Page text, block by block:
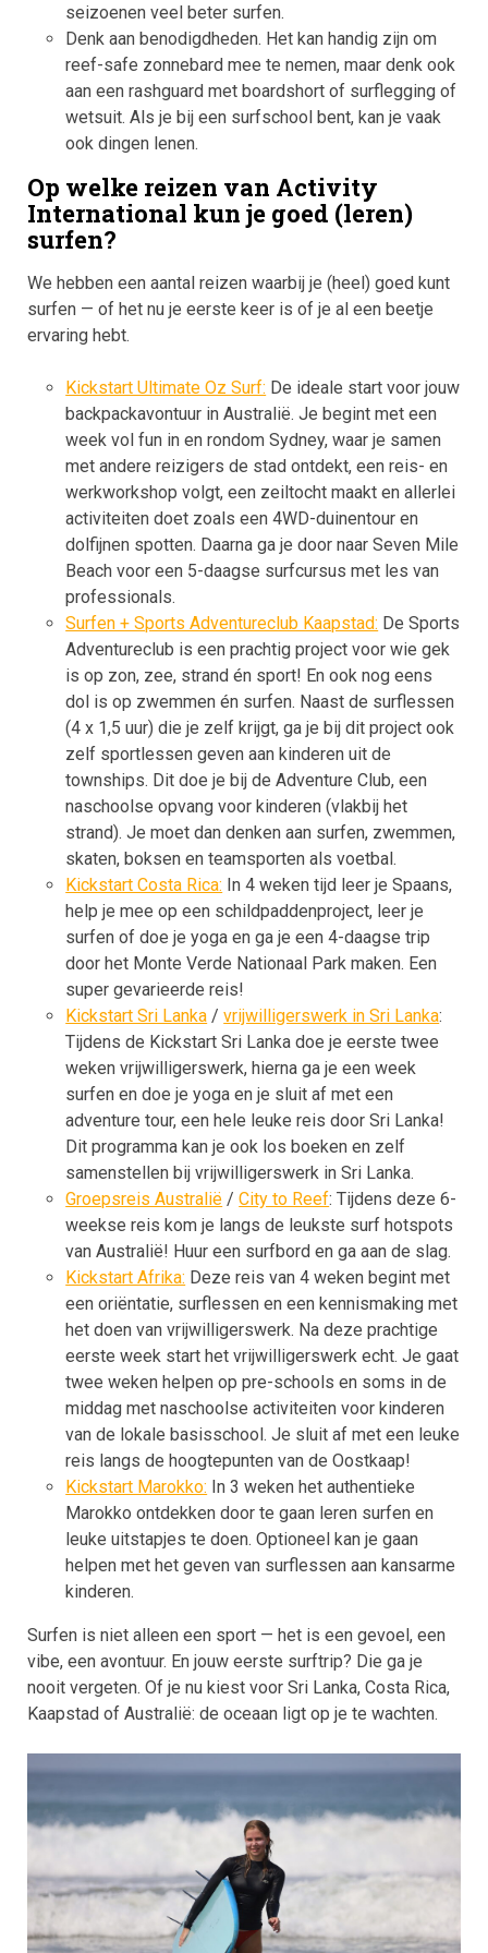
seizoenen veel beter surfen.
Denk aan benodigdheden. Het kan handig zijn om
reef-safe zonnebard mee te nemen, maar denk ook
aan een rashguard met boardshort of surflegging of
wetsuit. Als je bij een surfschool bent, kan je vaak
ook dingen lenen.
Op welke reizen van Activity
International kun je goed (leren)
surfen?
We hebben een aantal reizen waarbij je (heel) goed kunt
surfen — of het nu je eerste keer is of je al een beetje
ervaring hebt.
Kickstart Ultimate Oz Surf: De ideale start voor jouw
backpackavontuur in Australië. Je begint met een
week vol fun in en rondom Sydney, waar je samen
met andere reizigers de stad ontdekt, een reis- en
werkworkshop volgt, een zeiltocht maakt en allerlei
activiteiten doet zoals een 4WD-duinentour en
dolfijnen spotten. Daarna ga je door naar Seven Mile
Beach voor een 5-daagse surfcursus met les van
professionals.
Surfen + Sports Adventureclub Kaapstad: De Sports
Adventureclub is een prachtig project voor wie gek
is op zon, zee, strand én sport! En ook nog eens
dol is op zwemmen én surfen. Naast de surflessen
(4 x 1,5 uur) die je zelf krijgt, ga je bij dit project ook
zelf sportlessen geven aan kinderen uit de
townships. Dit doe je bij de Adventure Club, een
naschoolse opvang voor kinderen (vlakbij het
strand). Je moet dan denken aan surfen, zwemmen,
skaten, boksen en teamsporten als voetbal.
Kickstart Costa Rica: In 4 weken tijd leer je Spaans,
help je mee op een schildpaddenproject, leer je
surfen of doe je yoga en ga je een 4-daagse trip
door het Monte Verde Nationaal Park maken. Een
super gevarieerde reis!
Kickstart Sri Lanka /vrijwilligerswerk in Sri Lanka:
Tijdens de Kickstart Sri Lanka doe je eerste twee
weken vrijwilligerswerk, hierna ga je een week
surfen en doe je yoga en je sluit af met een
adventure tour, een hele leuke reis door Sri Lanka!
Dit programma kan je ook los boeken en zelf
samenstellen bij vrijwilligerswerk in Sri Lanka.
Groepsreis Australië /City to Reef: Tijdens deze 6-
weekse reis kom je langs de leukste surf hotspots
van Australië! Huur een surfbord en ga aan de slag.
Kickstart Afrika: Deze reis van 4 weken begint met
een oriëntatie, surflessen en een kennismaking met
het doen van vrijwilligerswerk. Na deze prachtige
eerste week start het vrijwilligerswerk echt. Je gaat
twee weken helpen op pre-schools en soms in de
middag met naschoolse activiteiten voor kinderen
van de lokale basisschool. Je sluit af met een leuke
reis langs de hoogtepunten van de Oostkaap!
Kickstart Marokko: In 3 weken het authentieke
Marokko ontdekken door te gaan leren surfen en
leuke uitstapjes te doen. Optioneel kan je gaan
helpen met het geven van surflessen aan kansarme
kinderen.
Surfen is niet alleen een sport — het is een gevoel, een
vibe, een avontuur. En jouw eerste surftrip? Die ga je
nooit vergeten. Of je nu kiest voor Sri Lanka, Costa Rica,
Kaapstad of Australië: de oceaan ligt op je te wachten.